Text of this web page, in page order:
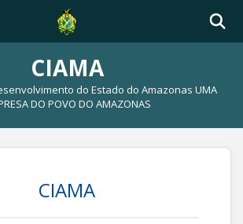
CIAMA
do Estado do Amazonas UMA
DO POVO DO AMAZONAS
CIAMA